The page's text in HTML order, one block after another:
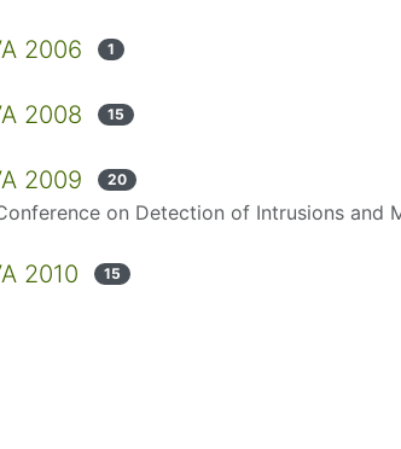
2006 1
2008 15
2009 20
on Detection of Intrusions and
2010 15